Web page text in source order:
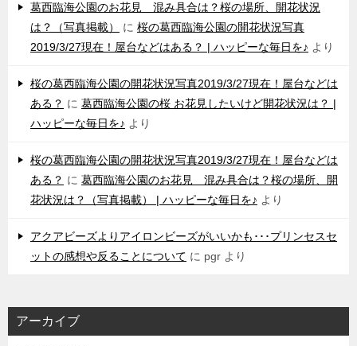
葛西臨海公園のお花見 混み具合は？桜の場所、開花状況
は？（写真掲載）
に 桜の葛西臨海公園の開花状況写真
2019/3/27現在！屋台などはある？ | ハッピーな毎日を♪ より
桜の葛西臨海公園の開花状況写真2019/3/27現在！屋台などは
ある？ に 葛西臨海公園の桜 お花見したいけど開花状況は？ |
ハッピーな毎日を♪ より
桜の葛西臨海公園の開花状況写真2019/3/27現在！屋台などは
ある？ に 葛西臨海公園のお花見 混み具合は？桜の場所、開
花状況は？（写真掲載） | ハッピーな毎日を♪ より
アクアビーズよりアイロンビーズがいいかも･･･プリンセスセ
ットの感想や反ることについて に pgr より
アーカイブ